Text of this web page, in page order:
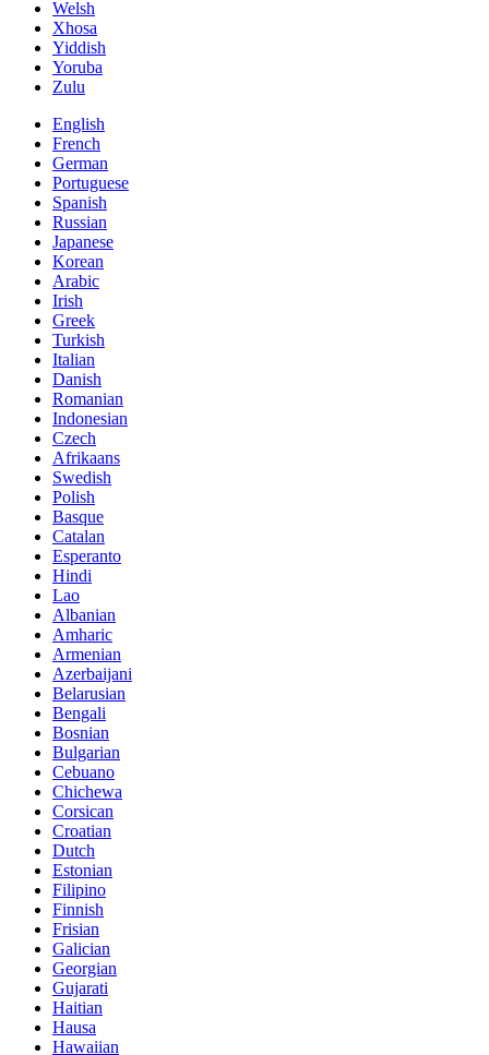
Welsh
Xhosa
Yiddish
Yoruba
Zulu
English
French
German
Portuguese
Spanish
Russian
Japanese
Korean
Arabic
Irish
Greek
Turkish
Italian
Danish
Romanian
Indonesian
Czech
Afrikaans
Swedish
Polish
Basque
Catalan
Esperanto
Hindi
Lao
Albanian
Amharic
Armenian
Azerbaijani
Belarusian
Bengali
Bosnian
Bulgarian
Cebuano
Chichewa
Corsican
Croatian
Dutch
Estonian
Filipino
Finnish
Frisian
Galician
Georgian
Gujarati
Haitian
Hausa
Hawaiian